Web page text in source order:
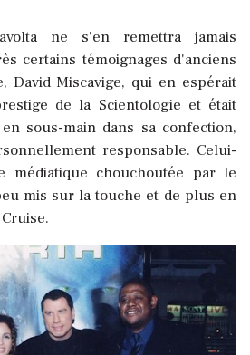
ne s'en remettra jamais
certains témoignages d'anciens
David Miscavige, qui en espérait
de la Scientologie et était
sous-main dans sa confection,
responsable. Celui-
médiatique chouchoutée par le
mis sur la touche et de plus en